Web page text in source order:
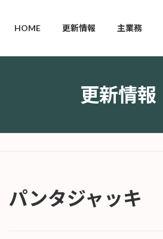
HOME 更新情報 主業務
更新情報
パンタジャッキ